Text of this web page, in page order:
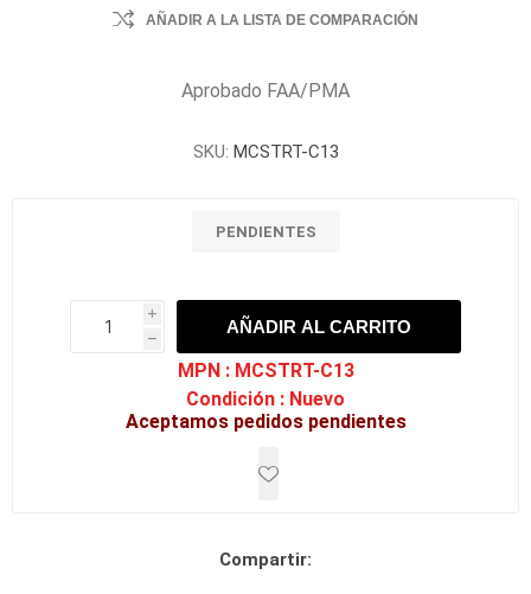
AÑADIR A LA LISTA DE COMPARACIÓN
Aprobado FAA/PMA
SKU: MCSTRT-C13
PENDIENTES
i
h
h
AÑADIR AL CARRITO
MPN : MCSTRT-C13
Condición : Nuevo
Aceptamos pedidos pendientes
Compartir: